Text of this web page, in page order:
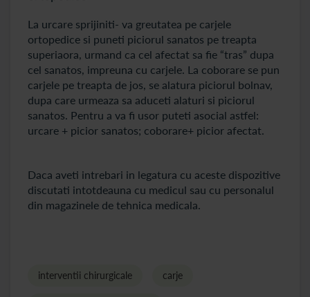
La urcare sprijiniti- va greutatea pe carjele
ortopedice si puneti piciorul sanatos pe treapta
superiaora, urmand ca cel afectat sa fie “tras” dupa
cel sanatos, impreuna cu carjele. La coborare se pun
carjele pe treapta de jos, se alatura piciorul bolnav,
dupa care urmeaza sa aduceti alaturi si piciorul
sanatos. Pentru a va fi usor puteti asocial astfel:
urcare + picior sanatos; coborare+ picior afectat.
Daca aveti intrebari in legatura cu aceste dispozitive
discutati intotdeauna cu medicul sau cu personalul
din magazinele de tehnica medicala.
interventii chirurgicale carje